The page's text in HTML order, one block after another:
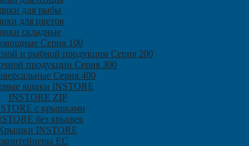
для рыбы
для цветов
складные
Серия 100
и рыбной продукции Серия 200
продукции Серия 300
Серия 400
ящики INSTORE
INSTORE ZIP
с крышками
без крышек
INSTORE
ЕC